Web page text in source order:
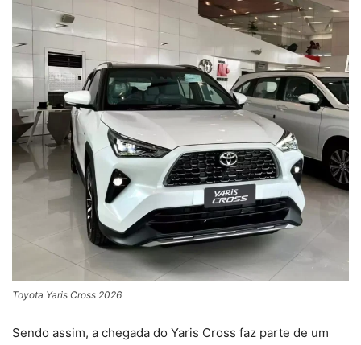
Toyota Yaris Cross 2026
Sendo assim, a chegada do Yaris Cross faz parte de um